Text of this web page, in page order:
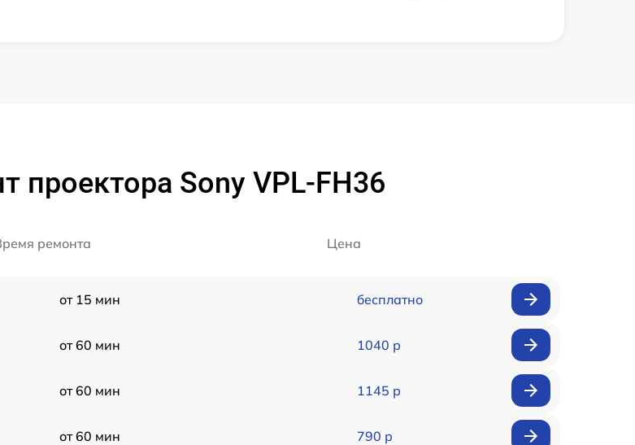
проектора Sony VPL-FH36
ремонта Цена
от 15 мин бесплатно
от 60 мин 1040 р
от 60 мин 1145 р
от 60 мин 790 р